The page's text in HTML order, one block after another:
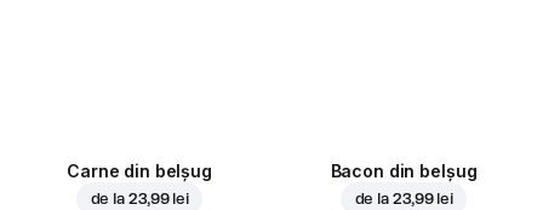
Carne din belșug
de la 23,99 lei
Bacon din belșug
de la 23,99 lei